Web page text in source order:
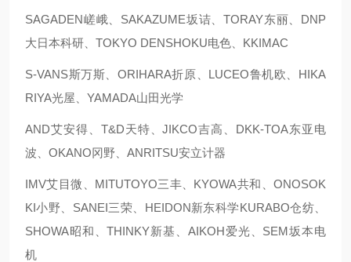
SAGADEN嵯峨、SAKAZUME坂诘、TORAY东丽、DNP
大日本科研、TOKYO DENSHOKU电色、KKIMAC
S-VANS斯万斯、ORIHARA折原、LUCEO鲁机欧、HIKA
RIYA光屋、YAMADA山田光学
AND艾安得、T&D天特、JIKCO吉高、DKK-TOA东亚电
波、OKANO冈野、ANRITSU安立计器
IMV艾目微、MITUTOYO三丰、KYOWA共和、ONOSOK
KI小野、SANEI三荣、HEIDON新东科学KURABO仓纺、
SHOWA昭和、THINKY新基、AIKOH爱光、SEM坂本电
机